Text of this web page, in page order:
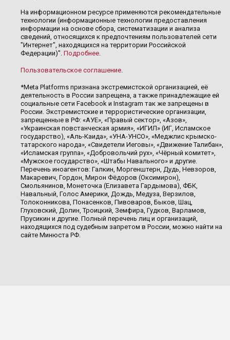
На информационном ресурсе применяются рекомендательные
технологии (информационные технологии предоставления
информации на основе сбора, систематизации и анализа
сведений, относящихся к предпочтениям пользователей сети
"Интернет", находящихся на территории Российской
Федерации)". Подробнее.
Пользовательское соглашение.
*Meta Platforms признана экстремистской организацией, её
деятельность в России запрещена, а также принадлежащие ей
социальные сети Facebook и Instagram так же запрещены в
России. Экстремистские и террористические организации,
запрещенные в РФ: «АУЕ», «Правый сектор», «Азов»,
«Украинская повстанческая армия», «ИГИЛ» (ИГ, Исламское
государство), «Аль-Каида», «УНА-УНСО», «Меджлис крымско-
татарского народа», «Свидетели Иеговы», «Движение Талибан»,
«Исламская группа», «Добровольчий рух», «Чёрный комитет»,
«Мужское государство», «Штабы Навального» и другие.
Перечень иноагентов: Галкин, Моргенштерн, Дудь, Невзоров,
Макаревич, Гордон, Мирон Фёдоров (Оксимирон),
Смольянинов, Монеточка (Елизавета Гардымова), ФБК,
Навальный, Голос Америки, Дождь, Медуза, Верзилов,
Толоконникова, Понасенков, Пивоваров, Быков, Шац,
Глуховский, Долин, Троицкий, Земфира, Гудков, Варламов,
Прусикин и другие. Полный перечень лиц и организаций,
находящихся под судебным запретом в России, можно найти на
сайте Минюста РФ.